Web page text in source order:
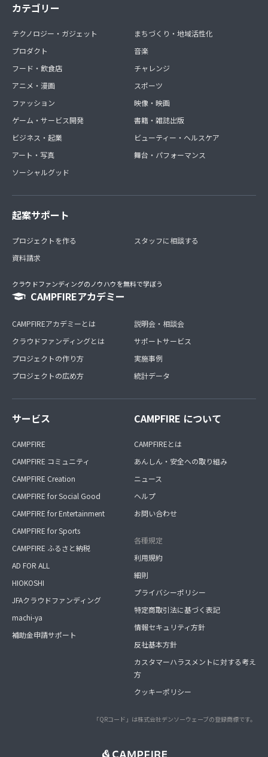
カテゴリー
テクノロジー・ガジェット
プロダクト
フード・飲食店
アニメ・漫画
ファッション
ゲーム・サービス開発
ビジネス・起業
アート・写真
ソーシャルグッド
まちづくり・地域活性化
音楽
チャレンジ
スポーツ
映像・映画
書籍・雑誌出版
ビューティー・ヘルスケア
舞台・パフォーマンス
起案サポート
プロジェクトを作る
資料請求
スタッフに相談する
クラウドファンディングのノウハウを無料で学ぼう
CAMPFIREアカデミー
CAMPFIREアカデミーとは
クラウドファンディングとは
プロジェクトの作り方
プロジェクトの広め方
説明会・相談会
サポートサービス
実施事例
統計データ
サービス
CAMPFIRE
CAMPFIRE コミュニティ
CAMPFIRE Creation
CAMPFIRE for Social Good
CAMPFIRE for Entertainment
CAMPFIRE for Sports
CAMPFIRE ふるさと納税
AD FOR ALL
HIOKOSHI
JFAクラウドファンディング
machi-ya
補助金申請サポート
CAMPFIRE について
CAMPFIREとは
あんしん・安全への取り組み
ニュース
ヘルプ
お問い合わせ
各種規定
利用規約
細則
プライバシーポリシー
特定商取引法に基づく表記
情報セキュリティ方針
反社基本方針
カスタマーハラスメントに対する考え
方
クッキーポリシー
「QRコード」は株式会社デンソーウェーブの登録商標です。